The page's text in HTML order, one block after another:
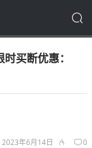
买断优惠：
2023年6月14日 0